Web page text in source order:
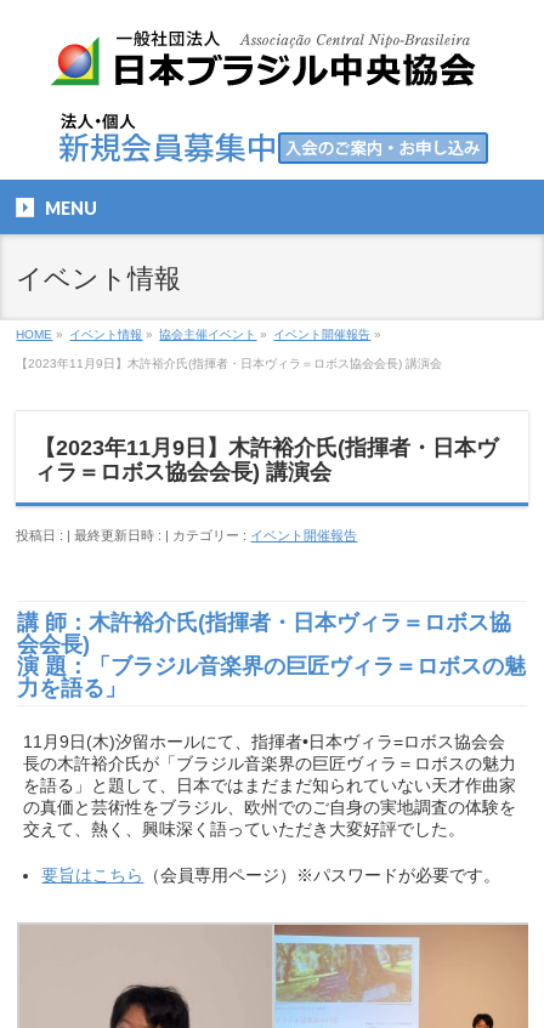
MENU
イベント情報
HOME » イベント情報 » 協会主催イベント » イベント開催報告 »
【2023年11月9日】木許裕介氏(指揮者・日本ヴィラ＝ロボス協会会長) 講演会
【2023年11月9日】木許裕介氏(指揮者・日本ヴ
ィラ＝ロボス協会会長) 講演会
投稿日 : 最終更新日時 : カテゴリー : イベント開催報告
講 師：木許裕介氏(指揮者・日本ヴィラ＝ロボス協
会会長)
演 題：「ブラジル音楽界の巨匠ヴィラ＝ロボスの魅
力を語る」
11月9日(木)汐留ホールにて、指揮者•日本ヴィラ=ロボス協会会
長の木許裕介氏が「ブラジル音楽界の巨匠ヴィラ＝ロボスの魅力
を語る」と題して、日本ではまだまだ知られていない天才作曲家
の真価と芸術性をブラジル、欧州でのご自身の実地調査の体験を
交えて、熱く、興味深く語っていただき大変好評でした。
要旨はこちら （会員専用ページ）※パスワードが必要です。